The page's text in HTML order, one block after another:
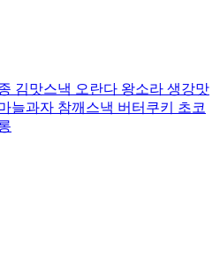
김맛스낵 오란다 왕소라 생강맛
늘과자 참깨스낵 버터쿠키 초코